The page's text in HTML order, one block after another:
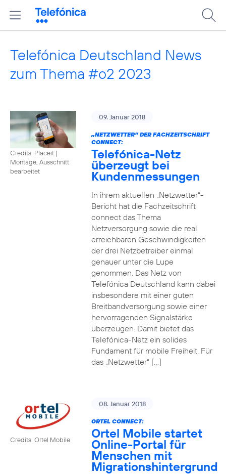
Telefónica Deutschland News
zum Thema #o2 2023
Credits: Placeit |
Montage, Ausschnitt
bearbeitet
09. Januar 2018
„NETZWETTER“ DER FACHZEITSCHRIFT
CONNECT:
Telefónica-Netz
überzeugt bei
Kundenmessungen
In ihrem aktuellen „Netzwetter“-
Bericht hat die Fachzeitschrift
connect das Thema
Netzversorgung sowie die real
erreichbaren Geschwindigkeiten
der drei Netzbetreiber einmal
genauer unter die Lupe
genommen. Das Netz von
Telefónica Deutschland kann dabei
insbesondere mit einer guten
Breitbandversorgung sowie einer
hervorragenden Signalstärke
überzeugen. Damit bietet das
Telefónica-Netz ein solides
Fundament für mobile Freiheit. Für
das „Netzwetter“ […]
Credits: Ortel Mobile
08. Januar 2018
ORTEL CONNECT:
Ortel Mobile startet
Online-Portal für
Menschen mit
Migrationshintergrund